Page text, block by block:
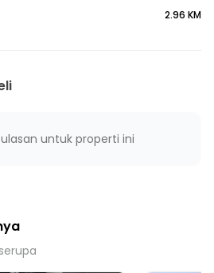
3
Veteran
2.96 KM
untuk properti ini